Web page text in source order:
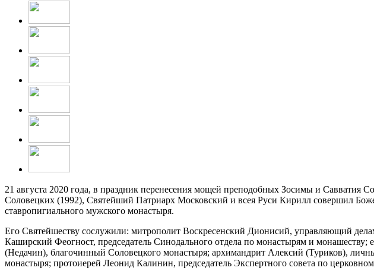
21 августа 2020 года, в праздник перенесения мощей преподобных Зосимы и
Соловецких (1992), Святейший Патриарх Московский и всея Руси Кирилл совершил
ставропигиального мужского монастыря.
Его Святейшеству сослужили: митрополит Воскресенский Дионисий, управляющий
Каширский Феогност, председатель Синодального отдела по монастырям и
(Недачин), благочинный Соловецкого монастыря; архимандрит Алексий (Туриков),
монастыря; протоиерей Леонид Калинин, председатель Экспертного совета по